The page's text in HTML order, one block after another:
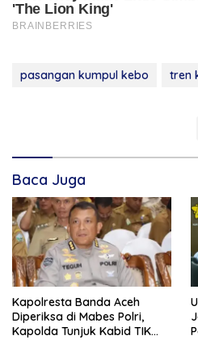
pasangan kumpul kebo tren
Baca Juga
Kapolresta Banda Aceh
Diperiksa di Mabes Polri,
Kapolda Tunjuk Kabid TIK